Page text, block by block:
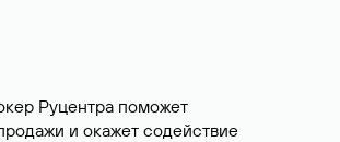
Руцентра поможет
и окажет содействие